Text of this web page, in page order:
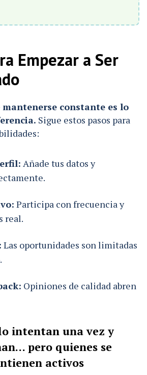
Empezar a Ser
constante es lo
Sigue estos pasos para
Añade tus datos y
Participa con frecuencia y
real.
Las oportunidades son limitadas
Opiniones de calidad abren
intentan una vez y
pero quienes se
activos